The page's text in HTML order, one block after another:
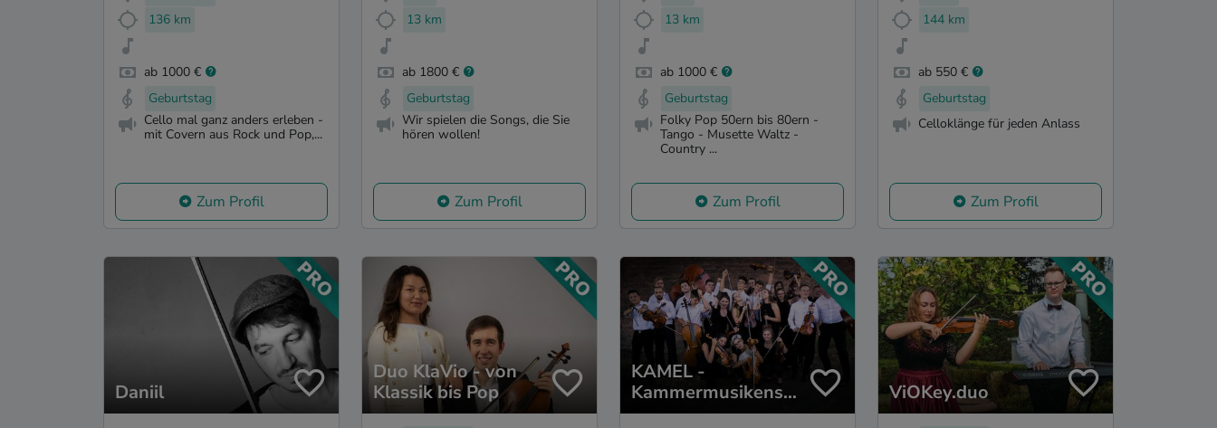
136 km
ab 1000 €
Geburtstag
Cello mal ganz anders erleben -
mit Covern aus Rock und Pop,...
Zum Profil
13 km
ab 1800 €
Geburtstag
Wir spielen die Songs, die Sie
hören wollen!
Zum Profil
13 km
ab 1000 €
Geburtstag
Folky Pop 50ern bis 80ern -
Tango - Musette Waltz -
Country ...
Zum Profil
144 km
ab 550 €
Geburtstag
Celloklänge für jeden Anlass
Zum Profil
Daniil
Duo KlaVio - von
Klassik bis Pop
KAMEL -
Kammermusikense
mble Laubenheim
ViOKey.duo